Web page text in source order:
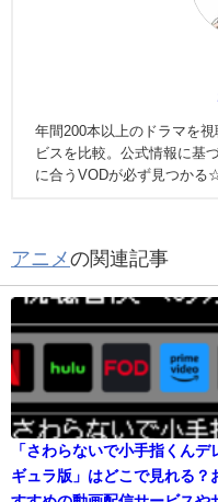
年間200本以上のドラマを
ビスを比較。公式情報に基
に合うVODが必ず見つかる
アニメの関連記事
「さわらないで小手指くんデ
ギュラ版」はどこで見れる？